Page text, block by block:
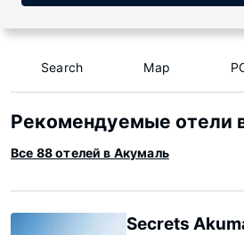
Search Map
Рекомендуемые отели
Все 88 отелей в Акумаль
Secrets